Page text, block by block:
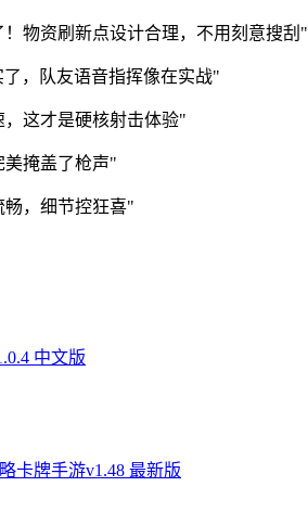
物资刷新点设计合理，不用刻意搜刮"
，队友语音指挥像在实战"
这才是硬核射击体验"
美掩盖了枪声"
，细节控狂喜"
中文版
卡牌手游v1.48 最新版